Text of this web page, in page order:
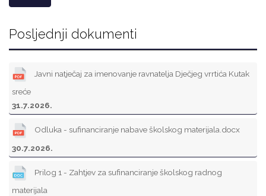
Posljednji dokumenti
Javni natječaj za imenovanje ravnatelja Dječjeg vrrtića Kutak
sreće
31.7.2026.
Odluka - sufinanciranje nabave školskog materijala.docx
30.7.2026.
Prilog 1 - Zahtjev za sufinanciranje školskog radnog
materijala